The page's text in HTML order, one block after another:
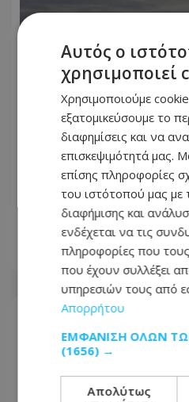
Συναγερμός στην
Αεροπλάνο cargo
αέρα με «άγνωστο
05.08.2026 - 12:42
Αυτός ο
χρησιμοποιεί
Χρησιμοποιούμε
εξατομικεύσουμε το
διαφημίσεις και να
επισκεψιμότητά μας.
επίσης πληροφορίες
του ιστότοπού μας με
διαφήμισης και
ενδέχεται να τις
πληροφορίες που
που έχουν συλλέξει
υπηρεσιών τους από
Απορρήτου
ΕΜΦΆΝΙΣΗ ΌΛΩΝ
(1656) →
Απολύτως